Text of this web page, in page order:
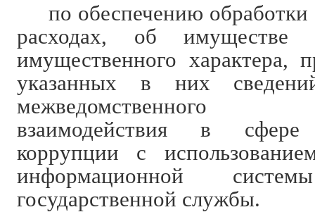
по обеспечению обработки
расходах, об имуществе и
имущественного характера,
указанных в них
межведомственного
взаимодействия в сфере
коррупции с
информационной
государственной службы.